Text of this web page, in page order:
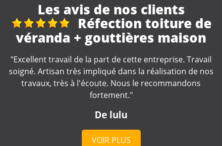
Les avis de nos clients
travaux de toiture et
démoussage
"Des conseils pertinents, un métier manifestement bien
appris. Un tarif convenable et une intervention rapide.
Merci beaucoup"
VOIR PLUS